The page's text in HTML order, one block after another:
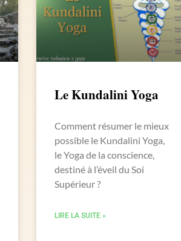
Le Kundalini Yoga
Comment résumer le mieux
possible le Kundalini Yoga,
le Yoga de la conscience,
destiné à l’éveil du Soi
Supérieur ?
LIRE LA SUITE »